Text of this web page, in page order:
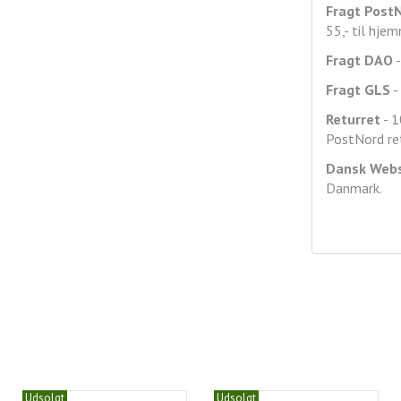
Fragt
55,- til
Fragt DAO
Fragt GLS -
Returret -
PostNord
Dansk
Danmark.
Udsolgt Udsolgt